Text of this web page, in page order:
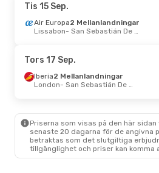
Tis 15 Sep.
Air Europa2 Mellanlandningar
Lissabon
- San Sebastián De La Gomera
Tors 17 Sep.
Iberia2 Mellanlandningar
London
- San Sebastián De La Gomera
Priserna som visas på den här
senaste 20 dagarna för de angivna
betraktas som det slutgiltiga
tillgänglighet och priser kan komma